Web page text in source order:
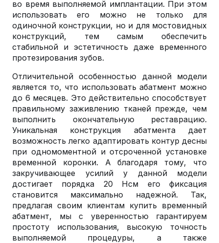
во время выполняемой имплантации. При этом
использовать его можно не только для
одиночной конструкции, но и для мостовидных
конструкций, тем самым обеспечить
стабильной и эстетичность даже временного
протезирования зубов.
Отличительной особенностью данной модели
является то, что использовать абатмент можно
до 6 месяцев. Это действительно способствует
правильному заживлению тканей прежде, чем
выполнить окончательную реставрацию.
Уникальная конструкция абатмента дает
возможность легко адаптировать контур десны
при одномоментной и отсроченной установке
временной коронки. А благодаря тому, что
закручивающее усилий у данной модели
достигает порядка 20 Нсм его фиксация
становится максимально надежной. Так,
предлагая своим клиентам купить временный
абатмент, мы с уверенностью гарантируем
простоту использования, высокую точность
выполняемой процедуры, а также